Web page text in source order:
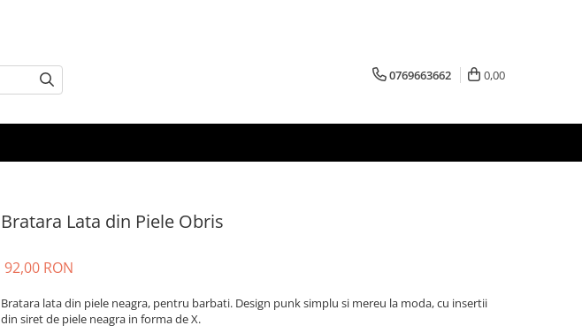
0769663662 0,00
Bratara Lata din Piele Obris
92,00 RON
Bratara lata din piele neagra, pentru barbati. Design punk simplu si mereu la moda, cu insertii
din siret de piele neagra in forma de X.